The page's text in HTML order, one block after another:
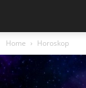
Home Horoskop